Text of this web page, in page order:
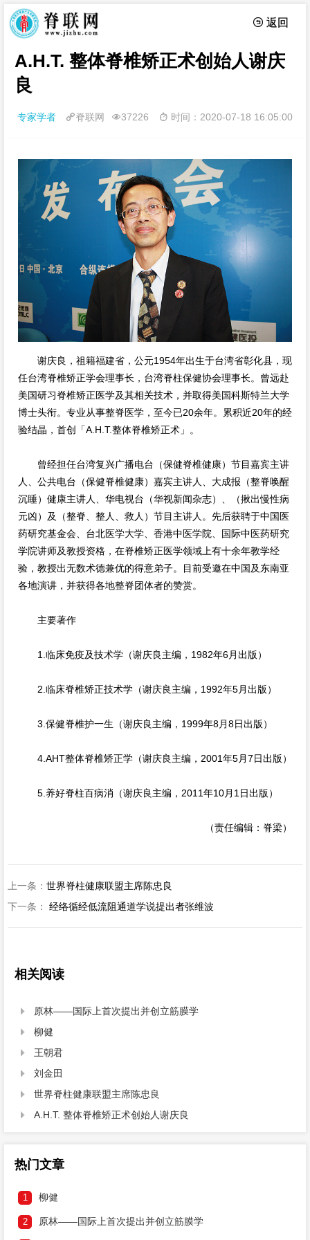
 返回
A.H.T. 整体脊椎矫正术创始人谢庆
良
专家学者 脊联网 37226  时间：2020-07-18 16:05:00
谢庆良，祖籍福建省，公元1954年出生于台湾省彰化县，现
任台湾脊椎矫正学会理事长，台湾脊柱保健协会理事长。曾远赴
美国研习脊椎矫正医学及其相关技术，并取得美国科斯特兰大学
博士头衔。专业从事整脊医学，至今已20余年。累积近20年的经
验结晶，首创「A.H.T.整体脊椎矫正术」。
曾经担任台湾复兴广播电台（保健脊椎健康）节目嘉宾主讲
人、公共电台（保健脊椎健康）嘉宾主讲人、大成报（整脊唤醒
沉睡）健康主讲人、华电视台（华视新闻杂志）、（揪出慢性病
元凶）及（整脊、整人、救人）节目主讲人。先后获聘于中国医
药研究基金会、台北医学大学、香港中医学院、国际中医药研究
学院讲师及教授资格，在脊椎矫正医学领域上有十余年教学经
验，教授出无数术德兼优的得意弟子。目前受邀在中国及东南亚
各地演讲，并获得各地整脊团体者的赞赏。
主要著作
1.临床免疫及技术学（谢庆良主编，1982年6月出版）
2.临床脊椎矫正技术学（谢庆良主编，1992年5月出版）
3.保健脊椎护一生（谢庆良主编，1999年8月8日出版）
4.AHT整体脊椎矫正学（谢庆良主编，2001年5月7日出版）
5.养好脊柱百病消（谢庆良主编，2011年10月1日出版）
（责任编辑：脊梁）
上一条： 世界脊柱健康联盟主席陈忠良
下一条： 经络循经低流阻通道学说提出者张维波
相关阅读
 原林——国际上首次提出并创立筋膜学
 柳健
 王朝君
 刘金田
 世界脊柱健康联盟主席陈忠良
 A.H.T. 整体脊椎矫正术创始人谢庆良
热门文章
1 柳健
2 原林——国际上首次提出并创立筋膜学